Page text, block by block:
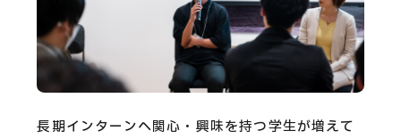
長期インターンへ関心・興味を持つ学生が増えて